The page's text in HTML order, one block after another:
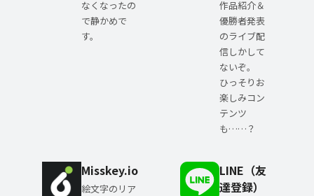
なくなったの
で静かめで
す。
作品紹介＆
優勝者発表
のライブ配
信しかして
ないぞ。
ひっそりお
楽しみコン
テンツ
も……？
Misskey.io
絵文字のリア
LINE（友
達登録）